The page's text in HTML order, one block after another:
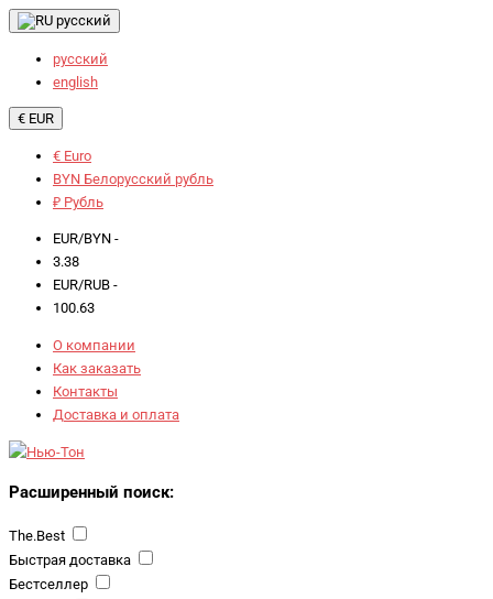
русский
русский
english
€ EUR
€ Euro
BYN Белорусский рубль
₽ Рубль
EUR/BYN -
3.38
EUR/RUB -
100.63
О компании
Как заказать
Контакты
Доставка и оплата
Расширенный поиск:
The.Best
Быстрая доставка
Бестселлер